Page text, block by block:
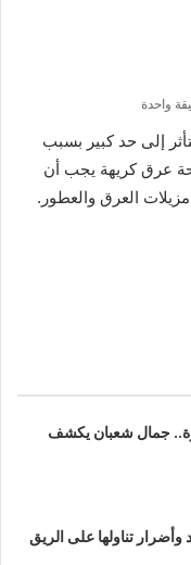
واحدة
إلى حد كبير بسبب
عرق كريهة يجب أن
العرق والعطور.
جمال شعبان يكشف
وأضرار تناولها على الريق